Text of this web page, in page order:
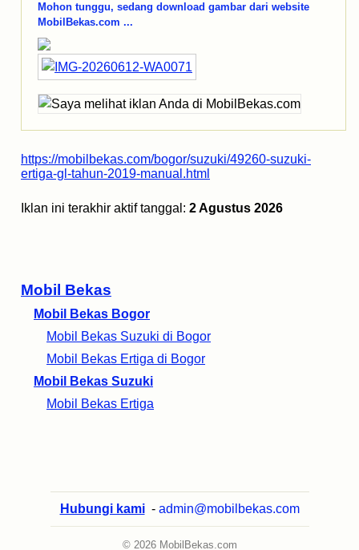
Mobil Bekas
Mobil Bekas Bogor
Mobil Bekas Suzuki di Bogor
Mobil Bekas Ertiga di Bogor
Mobil Bekas Suzuki
Mobil Bekas Ertiga
Mohon tunggu, sedang download gambar dari website
MobilBekas.com ...
https://mobilbekas.com/bogor/suzuki/49260-suzuki-
ertiga-gl-tahun-2019-manual.html
Iklan ini terakhir aktif tanggal: 2 Agustus 2026
Hubungi kami - admin@mobilbekas.com
© 2026 MobilBekas.com